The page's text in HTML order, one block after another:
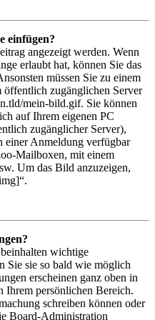
einfügen?
angezeigt werden. Wenn
erlaubt hat, können Sie das
müssen Sie zu einem
zugänglichen Server
mein-bild.gif. Sie können
auf Ihrem eigenen PC
zugänglicher Server),
einer Anmeldung verfügbar
Mailboxen, mit einem
Um das Bild anzuzeigen,
wichtige
Sie sie so bald wie möglich
erscheinen ganz oben in
Ihrem persönlichen Bereich.
schreiben können oder
Board-Administration